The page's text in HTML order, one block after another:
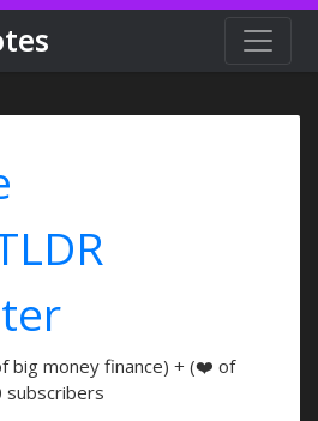
big money finance) + (❤️ of
subscribers